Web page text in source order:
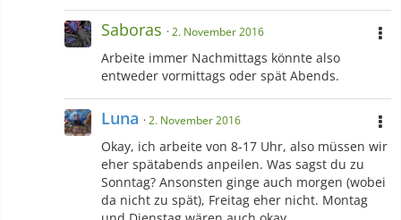
Saboras 2. November 2016
Arbeite immer Nachmittags könnte also
entweder vormittags oder spät Abends.
Luna 2. November 2016
Okay, ich arbeite von 8-17 Uhr, also müssen wir
eher spätabends anpeilen. Was sagst du zu
Sonntag? Ansonsten ginge auch morgen (wobei
da nicht zu spät), Freitag eher nicht. Montag